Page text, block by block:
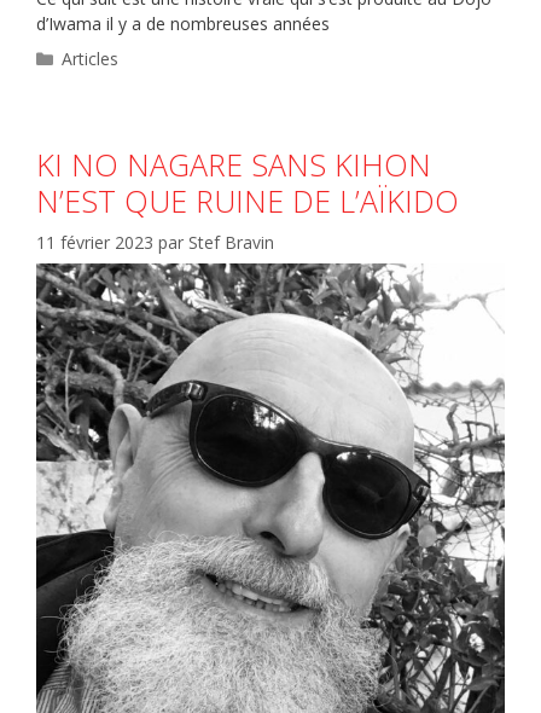
d’Iwama il y a de nombreuses années
Catégories
Articles
KI NO NAGARE SANS KIHON
N’EST QUE RUINE DE L’AÏKIDO
11 février 2023 par Stef Bravin